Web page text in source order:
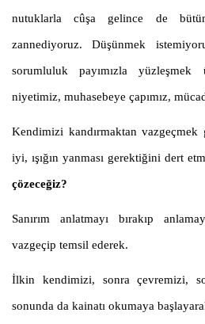
nutuklarla cûşa gelince de
zannediyoruz. Düşünmek
sorumluluk payımızla
niyetimiz, muhasebeye çapımız,
Kendimizi kandırmaktan vazgeçmek
iyi, ışığın yanması gerektiğini dert
çözeceğiz?
Sanırım anlatmayı bırakıp
vazgeçip temsil ederek.
İlkin kendimizi, sonra çevremizi,
sonunda da kainatı okumaya